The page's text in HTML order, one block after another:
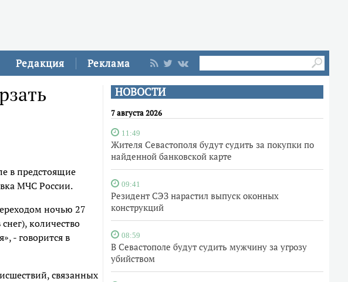
Редакция Реклама
НОВОСТИ
7 августа 2026
11:49
Жителя Севастополя будут судить за покупки по
найденной банковской карте
09:41
Резидент СЭЗ нарастил выпуск оконных
конструкций
08:59
В Севастополе будут судить мужчину за угрозу
убийством
в предстоящие
МЧС России.
ночью 27
количество
- говорится в
связанных